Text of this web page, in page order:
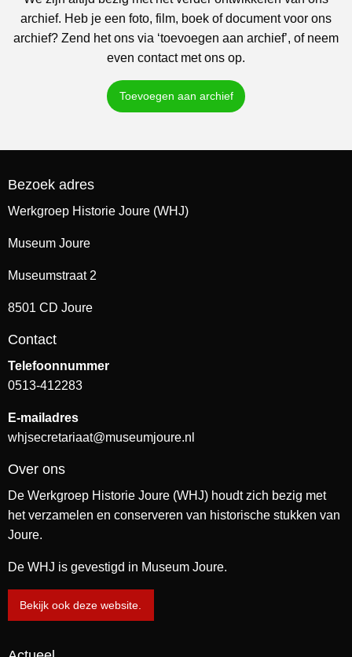
archief. Heb je een foto, film, boek of document voor ons
archief? Zend het ons via ‘toevoegen aan archief’, of neem
even contact met ons op.
Toevoegen aan archief
Bezoek adres
Werkgroep Historie Joure (WHJ)
Museum Joure
Museumstraat 2
8501 CD Joure
Contact
Telefoonnummer
0513-412283
E-mailadres
whjsecretariaat@museumjoure.nl
Over ons
De Werkgroep Historie Joure (WHJ) houdt zich bezig met
het verzamelen en conserveren van historische stukken van
Joure.
De WHJ is gevestigd in Museum Joure.
Bekijk ook deze website.